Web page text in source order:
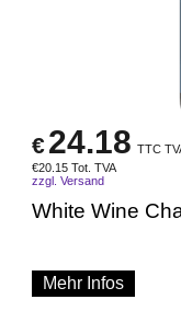
€24.18 TTC
€20.15 Tot. TVA
zzgl. Versand
White Wine
Mehr Infos